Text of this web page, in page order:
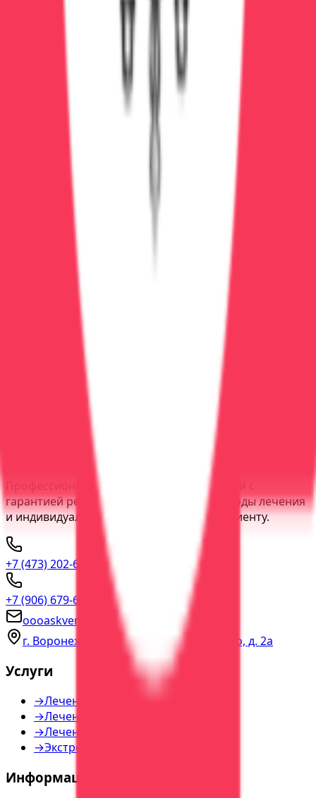
Вызов нарколога на дом
Выезд нарколога 24/7: осмотр, помощь, план
Круглосуточно
Анонимно
Выезд быстро
Детоксикация
от 6 000 ₽
Детоксикация на дому
Детокс на дому: капельницы, быстрое облегчение,
Выезд врача на дом
Витаминная терапия
Записаться
Экстренная помощь
Консультация нарколога
Диагностика зависимости и персональный план
лечения. Анонимно
Индивидуальный план лечения
Профессиональная
Психологическая поддержка
Вызвать
ООО "АСК Вера"
Профессиональное лечение зависимостей с
гарантией результата. Современные методы лечения
и индивидуальный подход к каждому пациенту.
+7 (473) 202-60-03 прямая линия
+7 (906) 679-60-00
консультация
oooaskvera@yandex.ru
г. Воронеж, пер. Богдана Хмельницкого, д. 2а
Услуги
→Лечение алкоголизма
→Лечение наркомании
→Лечение игромании
→Экстренная помощь
Информация